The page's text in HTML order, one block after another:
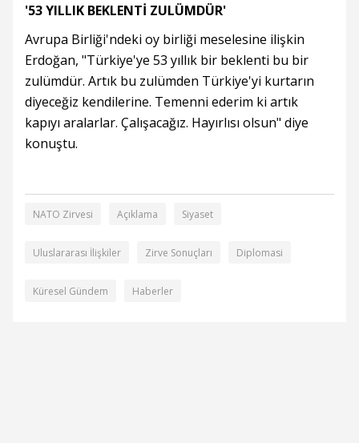
'53 YILLIK BEKLENTİ ZULÜMDÜR'
Avrupa Birliği'ndeki oy birliği meselesine ilişkin
Erdoğan, "Türkiye'ye 53 yıllık bir beklenti bu bir
zulümdür. Artık bu zulümden Türkiye'yi kurtarın
diyeceğiz kendilerine. Temenni ederim ki artık
kapıyı aralarlar. Çalışacağız. Hayırlısı olsun" diye
konuştu.
NATO Zirvesi Açıklama Siyaset
Uluslararası İlişkiler Zirve Sonuçları Diplomasi
Küresel Gündem Haberler